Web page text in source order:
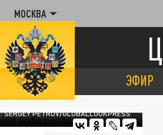
МОСКВА
ЭФИР
PETROV/GLOBALLOOKPRESS